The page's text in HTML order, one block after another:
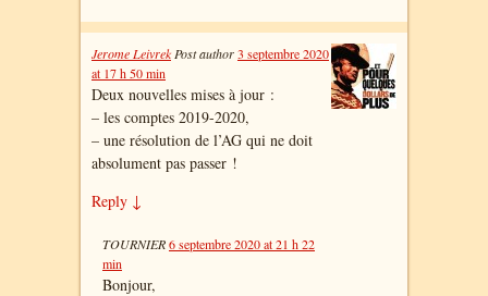
Jerome Leivrek Post author3 septembre 2020
at 17 h 50 min
Deux nouvelles mises à jour :
– les comptes 2019-2020,
– une résolution de l’AG qui ne doit
absolument pas passer !
Reply ↓
TOURNIER6 septembre 2020 at 21 h 22
min
Bonjour,